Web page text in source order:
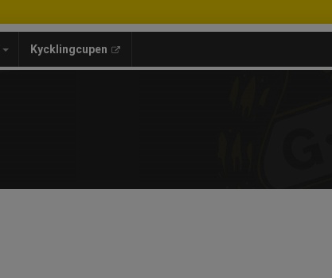
Kycklingcupen